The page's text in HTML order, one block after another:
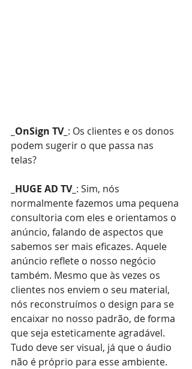
_OnSign TV_ : Os clientes e os donos
podem sugerir o que passa nas
telas?
_HUGE AD TV_ : Sim, nós
normalmente fazemos uma pequena
consultoria com eles e orientamos o
anúncio, falando de aspectos que
sabemos ser mais eficazes. Aquele
anúncio reflete o nosso negócio
também. Mesmo que às vezes os
clientes nos enviem o seu material,
nós reconstruímos o design para se
encaixar no nosso padrão, de forma
que seja esteticamente agradável.
Tudo deve ser visual, já que o áudio
não é próprio para esse ambiente.